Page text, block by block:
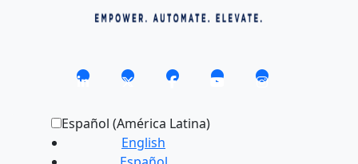
Español (América Latina)
English